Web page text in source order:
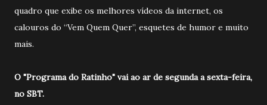
quadro que exibe os melhores vídeos da internet, os
calouros do “Vem Quem Quer”, esquetes de humor e muito
mais.
O "Programa do Ratinho" vai ao ar de segunda a sexta-feira,
no SBT.